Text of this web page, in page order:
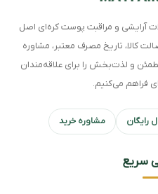
آرایشی و مراقبت پوست کره‌ای اصل
کالا، تاریخ مصرف معتبر، مشاوره
و لذت‌بخش را برای علاقه‌مندان
فراهم می‌کنیم.
رایگان مشاوره خرید
سریع